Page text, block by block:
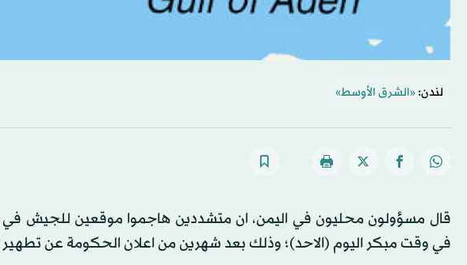
لندن: «الشرق الأوسط»
قال مسؤولون محليون في اليمن، ان متشددين هاجموا موقعين للجيش في
في وقت مبكر اليوم (الاحد)؛ وذلك بعد شهرين من اعلان الحكومة عن تطهير